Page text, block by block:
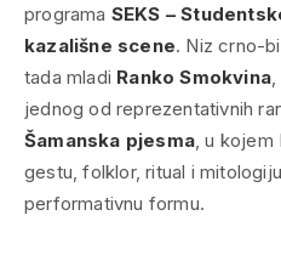
programa SEKS –
kazališne scene. Niz crno-
tada mladi Ranko Smokvina
jednog od reprezentativnih
Šamanska pjesma, u kojem
gestu, folklor, ritual i
performativnu formu.